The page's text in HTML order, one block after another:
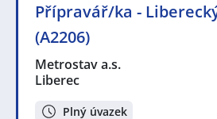
Přípravář/ka -
(A2206)
Metrostav a.s.
Liberec
Plný úvazek